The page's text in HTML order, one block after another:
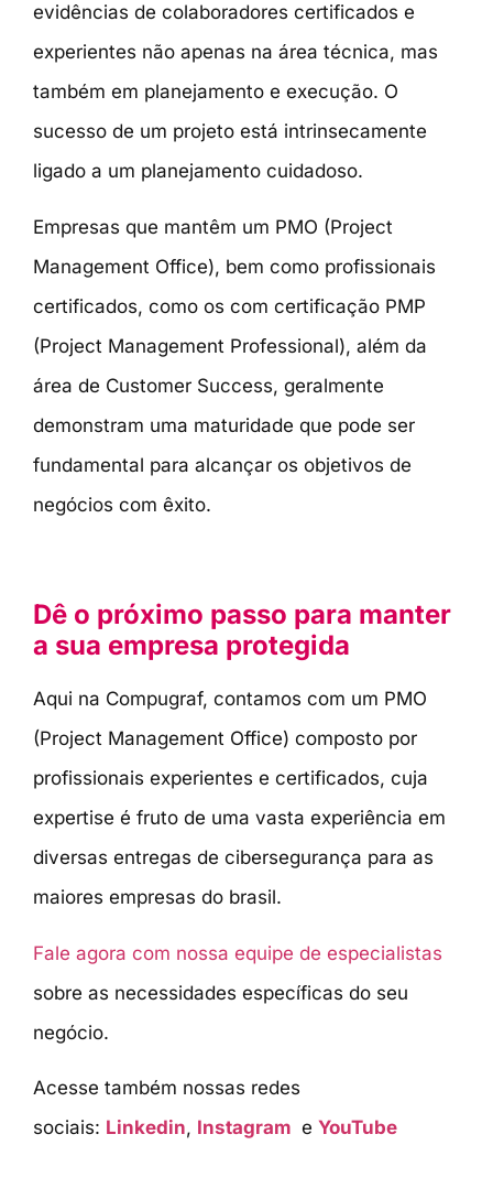
evidências de colaboradores certificados e
experientes não apenas na área técnica, mas
também em planejamento e execução. O
sucesso de um projeto está intrinsecamente
ligado a um planejamento cuidadoso.
Empresas que mantêm um PMO (Project
Management Office), bem como profissionais
certificados, como os com certificação PMP
(Project Management Professional), além da
área de Customer Success, geralmente
demonstram uma maturidade que pode ser
fundamental para alcançar os objetivos de
negócios com êxito.
Dê o próximo passo para manter
a sua empresa protegida
Aqui na Compugraf, contamos com um PMO
(Project Management Office) composto por
profissionais experientes e certificados, cuja
expertise é fruto de uma vasta experiência em
diversas entregas de cibersegurança para as
maiores empresas do brasil.
Fale agora com nossa equipe de especialistas
sobre as necessidades específicas do seu
negócio.
Acesse também nossas redes
sociais: Linkedin, Instagram e YouTube